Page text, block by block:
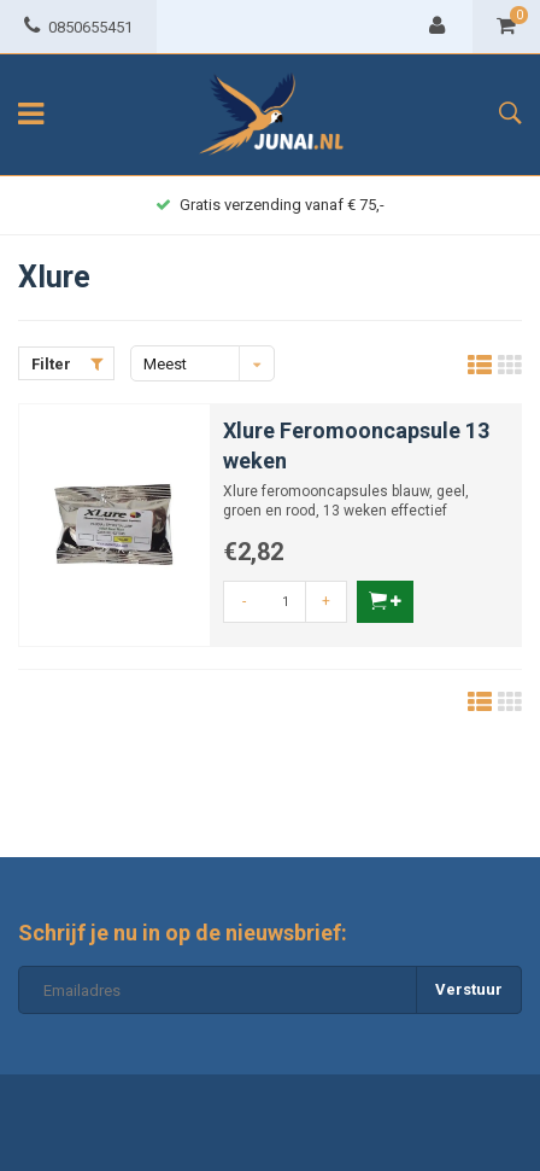
0850655451
0
Gratis verzending vanaf € 75,-
Xlure
Filter
Meest
Xlure Feromooncapsule 13
weken
Xlure feromooncapsules blauw, geel,
groen en rood, 13 weken effectief
€2,82
- +
Schrijf je nu in op de nieuwsbrief:
Verstuur